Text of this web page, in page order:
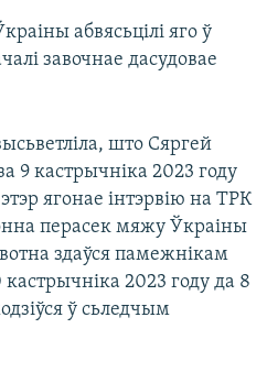
абвясьцілі яго ў
завочнае дасудовае
што Сяргей
9 кастрычніка 2023 году
ягонае інтэрвію на ТРК
перасек мяжу Ўкраіны
здаўся памежнікам
кастрычніка 2023 году да 8
ў сьледчым